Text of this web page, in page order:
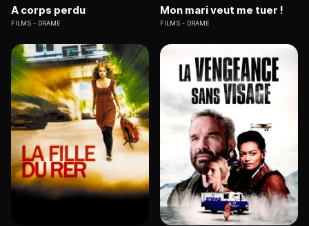
A corps perdu
FILMS DRAME
Mon mari veut me tuer !
FILMS DRAME